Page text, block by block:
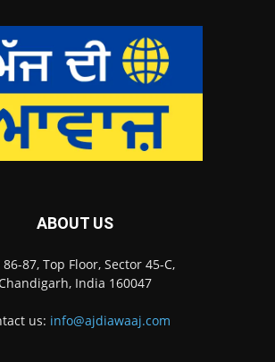
ABOUT US
86-87, Top Floor, Sector 45-C,
India 160047
us: info@ajdiawaaj.com